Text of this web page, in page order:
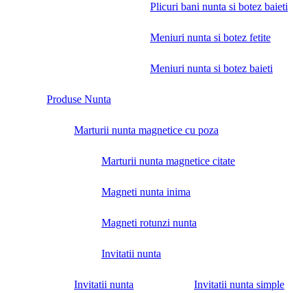
Plicuri bani nunta si botez baieti
Meniuri nunta si botez fetite
Meniuri nunta si botez baieti
Produse Nunta
Marturii nunta magnetice cu poza
Marturii nunta magnetice citate
Magneti nunta inima
Magneti rotunzi nunta
Invitatii nunta
Invitatii nunta
Invitatii nunta simple